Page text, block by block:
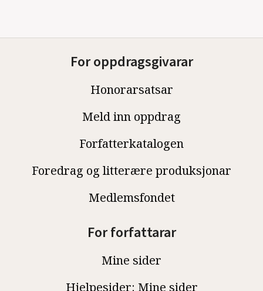
For oppdragsgivarar
Honorarsatsar
Meld inn oppdrag
Forfatterkatalogen
Foredrag og litterære produksjonar
Medlemsfondet
For forfattarar
Mine sider
Hjelpesider: Mine sider